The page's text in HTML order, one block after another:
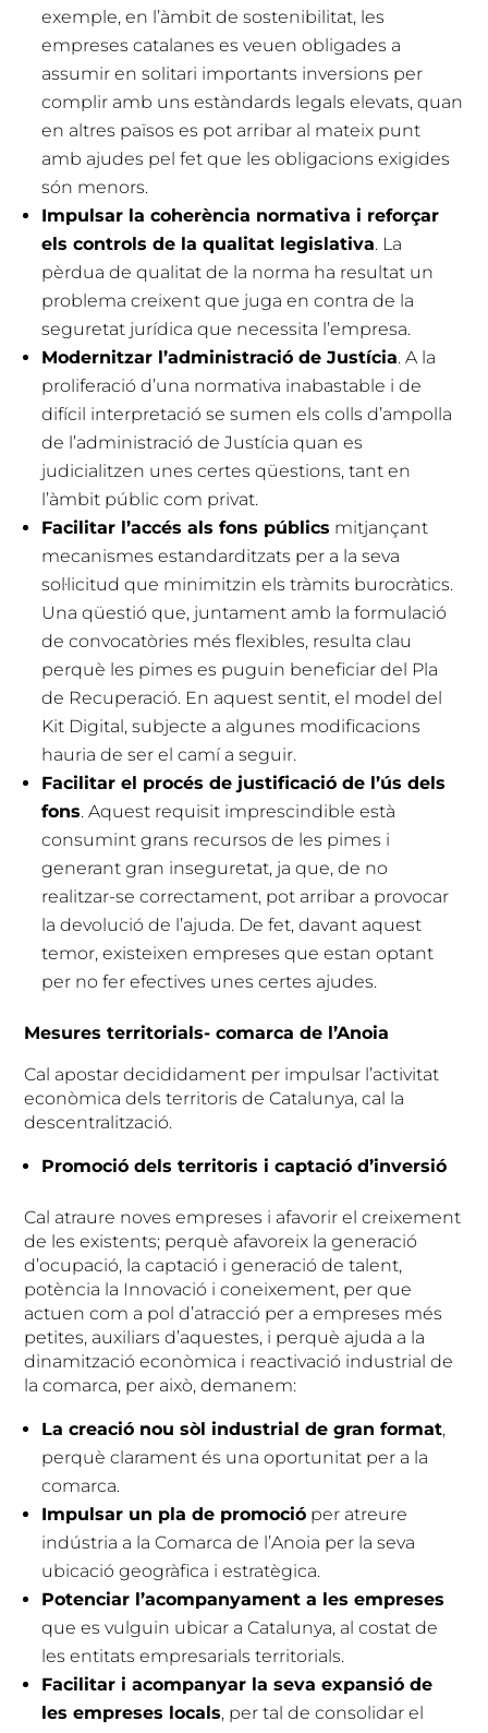
exemple, en l’àmbit de sostenibilitat, les
empreses catalanes es veuen obligades a
assumir en solitari importants inversions per
complir amb uns estàndards legals elevats, quan
en altres països es pot arribar al mateix punt
amb ajudes pel fet que les obligacions exigides
són menors.
Impulsar la coherència normativa i reforçar
els controls de la qualitat legislativa. La
pèrdua de qualitat de la norma ha resultat un
problema creixent que juga en contra de la
seguretat jurídica que necessita l’empresa.
Modernitzar l’administració de Justícia. A la
proliferació d’una normativa inabastable i de
difícil interpretació se sumen els colls d’ampolla
de l’administració de Justícia quan es
judicialitzen unes certes qüestions, tant en
l’àmbit públic com privat.
Facilitar l’accés als fons públics mitjançant
mecanismes estandarditzats per a la seva
sol·licitud que minimitzin els tràmits burocràtics.
Una qüestió que, juntament amb la formulació
de convocatòries més flexibles, resulta clau
perquè les pimes es puguin beneficiar del Pla
de Recuperació. En aquest sentit, el model del
Kit Digital, subjecte a algunes modificacions
hauria de ser el camí a seguir.
Facilitar el procés de justificació de l’ús dels
fons. Aquest requisit imprescindible està
consumint grans recursos de les pimes i
generant gran inseguretat, ja que, de no
realitzar-se correctament, pot arribar a provocar
la devolució de l’ajuda. De fet, davant aquest
temor, existeixen empreses que estan optant
per no fer efectives unes certes ajudes.
Mesures territorials- comarca de l’Anoia
Cal apostar decididament per impulsar l’activitat
econòmica dels territoris de Catalunya, cal la
descentralització.
Promoció dels territoris i captació d’inversió
Cal atraure noves empreses i afavorir el creixement
de les existents; perquè afavoreix la generació
d’ocupació, la captació i generació de talent,
potència la Innovació i coneixement, per que
actuen com a pol d’atracció per a empreses més
petites, auxiliars d’aquestes, i perquè ajuda a la
dinamització econòmica i reactivació industrial de
la comarca, per això, demanem:
La creació nou sòl industrial de gran format,
perquè clarament és una oportunitat per a la
comarca.
Impulsar un pla de promoció per atreure
indústria a la Comarca de l’Anoia per la seva
ubicació geogràfica i estratègica.
Potenciar l’acompanyament a les empreses
que es vulguin ubicar a Catalunya, al costat de
les entitats empresarials territorials.
Facilitar i acompanyar la seva expansió de
les empreses locals, per tal de consolidar el